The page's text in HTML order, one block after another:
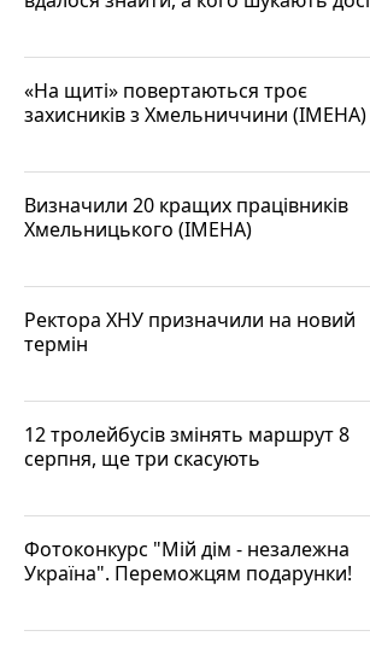
«На щиті» повертаються троє
захисників з Хмельниччини (ІМЕНА)
Визначили 20 кращих працівників
Хмельницького (ІМЕНА)
Ректора ХНУ призначили на новий
термін
12 тролейбусів змінять маршрут 8
серпня, ще три скасують
Фотоконкурс "Мій дім - незалежна
Україна". Переможцям подарунки!